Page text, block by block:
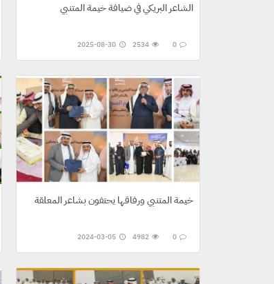
الشاعر البريكي في ضيافة خيمة المتنبي
خيمة المتنبي ورفاقها يحتفون بشاعر المعلقة